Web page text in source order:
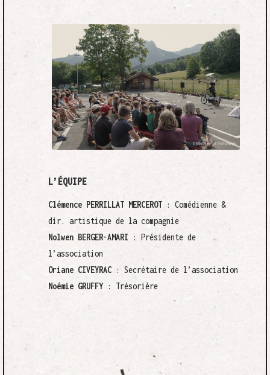
L’ÉQUIPE
Clémence PERRILLAT MERCEROT : Comédienne &
dir. artistique de la compagnie
Nolwen BERGER-AMARI : Présidente de
l’association
Oriane CIVEYRAC: Secrétaire de l’association
Noémie GRUFFY : Trésorière